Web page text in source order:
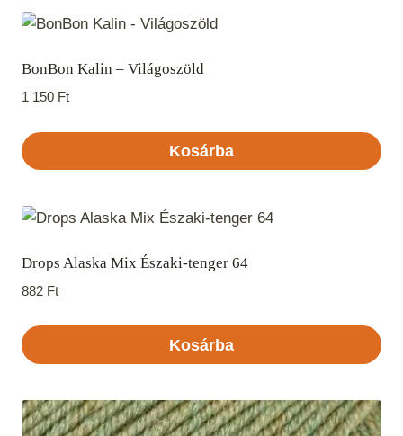
BonBon Kalin – Világoszöld
1 150 Ft
Kosárba
Drops Alaska Mix Északi-tenger 64
882 Ft
Kosárba